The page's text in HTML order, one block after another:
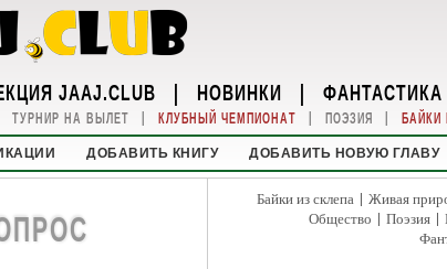
JAAJ.CLUB | НОВИНКИ | ФАНТАСТИКА
ТУРНИР НА ВЫЛЕТ | КЛУБНЫЙ ЧЕМПИОНАТ | ПОЭЗИЯ | БАЙКИ
ДОБАВИТЬ КНИГУ ДОБАВИТЬ НОВУЮ ГЛАВУ
Байки из склепа | Живая
Общество | Поэзия |